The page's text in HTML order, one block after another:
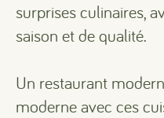
surprises culinaires,
saison et de qualité.
Un restaurant
moderne avec ces